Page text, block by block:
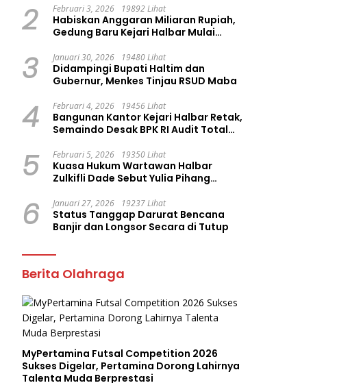
2 Februari 3, 2026 19892 Lihat
Habiskan Anggaran Miliaran Rupiah,
Gedung Baru Kejari Halbar Mulai
3 Januari 30, 2026 19480 Lihat
Didampingi Bupati Haltim dan
Gubernur, Menkes Tinjau RSUD Maba
4 Februari 4, 2026 19456 Lihat
Bangunan Kantor Kejari Halbar Retak,
Semaindo Desak BPK RI Audit Total
5 Februari 5, 2026 19350 Lihat
Kuasa Hukum Wartawan Halbar
Zulkifli Dade Sebut Yulia Pihang
6 Januari 27, 2026 19237 Lihat
Status Tanggap Darurat Bencana
Banjir dan Longsor Secara di Tutup
Berita Olahraga
MyPertamina Futsal Competition 2026
Sukses Digelar, Pertamina Dorong Lahirnya
Talenta Muda Berprestasi